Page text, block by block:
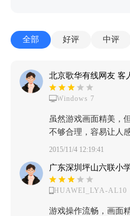
全部 好评 中评
北京歌华有线网友 客
Windows 7
虽然游戏画面精美，
不够合理，容易让人
2015/11/4 12:19:41
广东深圳坪山六联小
HUAWEI_LYA-AL10
游戏操作流畅，画面